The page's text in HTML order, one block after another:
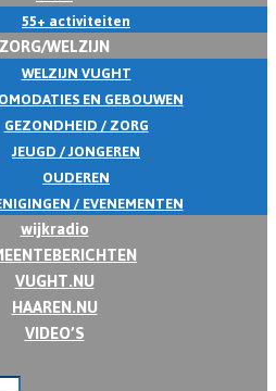
55+ activiteiten
ZORG/WELZIJN
WELZIJN VUGHT
EN GEBOUWEN
GEZONDHEID / ZORG
JEUGD / JONGEREN
OUDEREN
/ EVENEMENTEN
wijkradio
VUGHT.NU
HAAREN.NU
VIDEO’S